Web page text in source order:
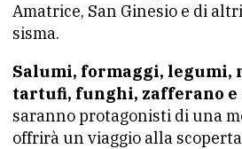
Amatrice, San Ginesio e di
sisma.
Salumi, formaggi, legumi,
tartufi, funghi, zafferano e
saranno protagonisti di una
offrirà un viaggio alla